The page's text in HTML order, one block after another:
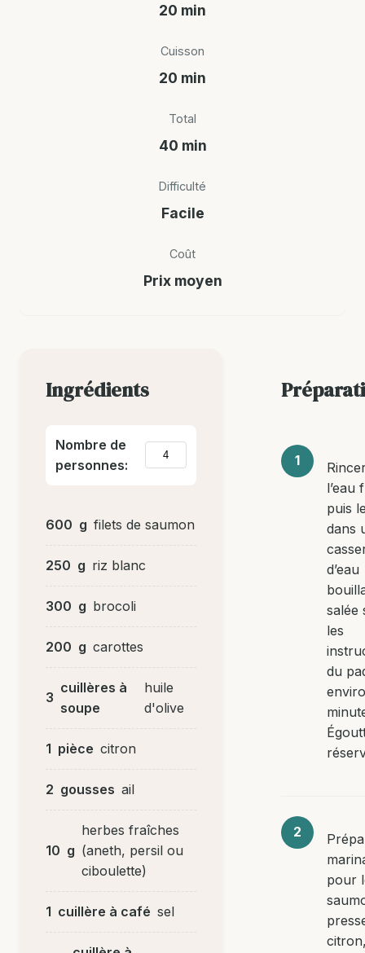
20 min
Cuisson
20 min
Total
40 min
Difficulté
Facile
Coût
Prix moyen
Ingrédients
Nombre de
personnes:
600 g filets de saumon
250 g riz blanc
300 g brocoli
200 g carottes
3
cuillères à
soupe
huile
d'olive
1 pièce citron
2 gousses ail
10 g
herbes fraîches
(aneth, persil ou
ciboulette)
1 cuillère à café sel
l’eau
puis
dans
d’eau
salée
les
du
pour